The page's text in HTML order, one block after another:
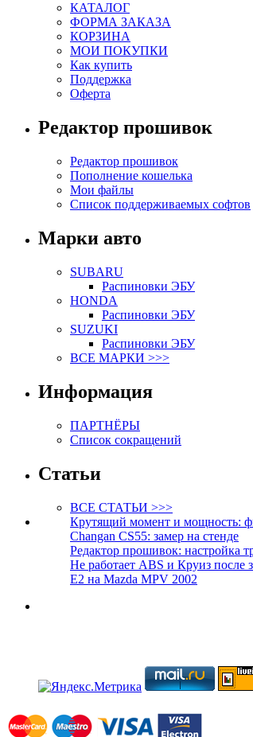
КАТАЛОГ
ФОРМА ЗАКАЗА
КОРЗИНА
МОИ ПОКУПКИ
Как купить
Поддержка
Оферта
Редактор прошивок
Редактор прошивок
Пополнение кошелька
Мои файлы
Список поддерживаемых софтов
Марки авто
SUBARU
Распиновки ЭБУ
HONDA
Распиновки ЭБУ
SUZUKI
Распиновки ЭБУ
ВСЕ МАРКИ >>>
Информация
ПАРТНЁРЫ
Список сокращений
Статьи
ВСЕ СТАТЬИ >>>
Крутящий момент и мощность:
Changan CS55: замер на стенде
Редактор прошивок: настройка
Не работает ABS и Круиз после
E2 на Mazda MPV 2002